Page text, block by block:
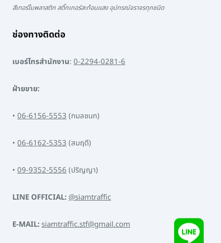
สีเทอร์โมพลาสติก สติ๊กเกอร์สะท้อนแสง อุปกรณ์จราจรทุกชนิด
ช่องทางติดต่อ
เบอร์โทรสำนักงาน: 0-2294-0281-6
ฝ่ายขาย:
• 06-6156-5553(กมลชนก)
• 06-6162-5353(สมฤดี)
• 09-9352-5556(ปริญญา)
LINE OFFICIAL:@siamtraffic
E-MAIL:siamtraffic.stf@gmail.com